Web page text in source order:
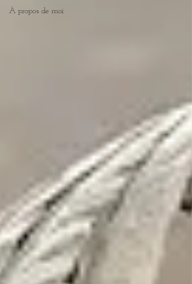
À propos de moi